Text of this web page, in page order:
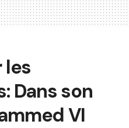
les
Dans son
VI